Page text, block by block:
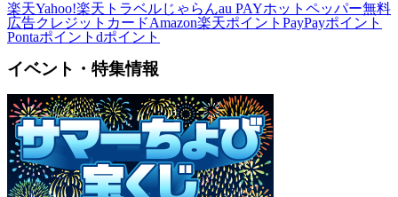
楽天Yahoo!楽天トラベルじゃらんau PAYホットペッパー無料
広告クレジットカードAmazon楽天ポイント PayPayポイント
Pontaポイント dポイント
イベント・特集情報